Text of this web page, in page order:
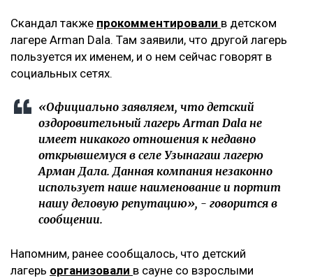
Скандал также прокомментировали в детском
лагере Arman Dala. Там заявили, что другой лагерь
пользуется их именем, и о нем сейчас говорят в
социальных сетях.
«Официально заявляем, что детский
оздоровительный лагерь Arman Dala не
имеет никакого отношения к недавно
открывшемуся в селе Узынагаш лагерю
Арман Дала. Данная компания незаконно
использует наше наименование и портит
нашу деловую репутацию», - говорится в
сообщении.
Напомним, ранее сообщалось, что детский
лагерь организовали в сауне со взрослыми